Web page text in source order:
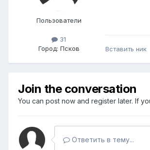
Пользователи
31
Город: Псков Вставить ник
Join the conversation
You can post now and register later. If
Ответить в тему...